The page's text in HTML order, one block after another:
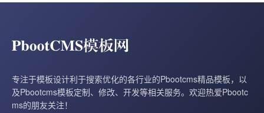
专注于模板设计利于搜索优化的各行业的Pbootcms精品模板，以
及Pbootcms模板定制、修改、开发等相关服务。欢迎热爱Pbootc
ms的朋友关注！